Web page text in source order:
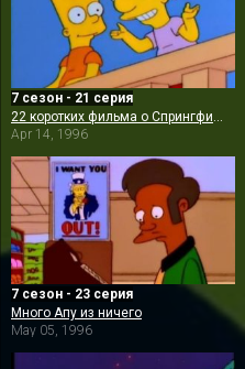
7 сезон - 21 серия
22 коротких фильма о Спрингфилде
Apr 14, 1996
7 сезон - 23 серия
Много Апу из ничего
May 05, 1996